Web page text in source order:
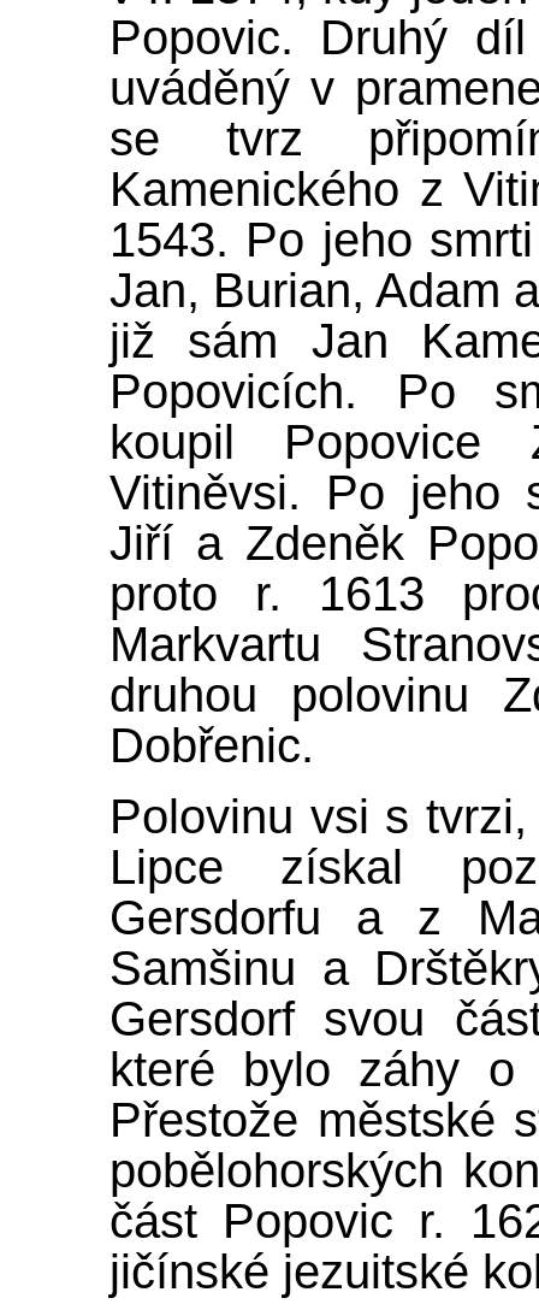
Popovic. Druhý
uváděný v
se tvrz
Kamenického z
1543. Po jeho
Jan, Burian, Adam
již sám Jan
Popovicích. Po
koupil Popovice
Vitiněvsi. Po jeho
Jiří a Zdeněk
proto r. 1613
Markvartu
druhou polovinu
Dobřenic.
Polovinu vsi s
Lipce získal
Gersdorfu a z
Samšinu a
Gersdorf svou
které bylo záhy o
Přestože městské
pobělohorských
část Popovic r.
jičínské jezuitské